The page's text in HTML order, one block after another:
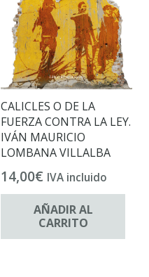
CALICLES O DE LA
FUERZA CONTRA LA LEY.
IVÁN MAURICIO
LOMBANA VILLALBA
14,00€ IVA incluido
AÑADIR AL
CARRITO